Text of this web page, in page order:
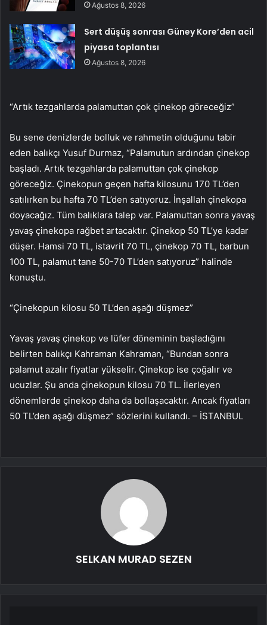
Ağustos 8, 2026
Sert düşüş sonrası Güney Kore’den acil
piyasa toplantısı
Ağustos 8, 2026
“Artık tezgahlarda palamuttan çok çinekop göreceğiz”
Bu sene denizlerde bolluk ve rahmetin olduğunu tabir
eden balıkçı Yusuf Durmaz, “Palamutun ardından çinekop
başladı. Artık tezgahlarda palamuttan çok çinekop
göreceğiz. Çinekopun geçen hafta kilosunu 170 TL’den
satılırken bu hafta 70 TL’den satıyoruz. İnşallah çinekopa
doyacağız. Tüm balıklara talep var. Palamuttan sonra yavaş
yavaş çinekopa rağbet artacaktır. Çinekop 50 TL’ye kadar
düşer. Hamsi 70 TL, istavrit 70 TL, çinekop 70 TL, barbun
100 TL, palamut tane 50-70 TL’den satıyoruz” halinde
konuştu.
“Çinekopun kilosu 50 TL’den aşağı düşmez”
Yavaş yavaş çinekop ve lüfer döneminin başladığını
belirten balıkçı Kahraman Kahraman, “Bundan sonra
palamut azalır fiyatlar yükselir. Çinekop ise çoğalır ve
ucuzlar. Şu anda çinekopun kilosu 70 TL. İlerleyen
dönemlerde çinekop daha da bollaşacaktır. Ancak fiyatları
50 TL’den aşağı düşmez” sözlerini kullandı. – İSTANBUL
SELKAN MURAD SEZEN